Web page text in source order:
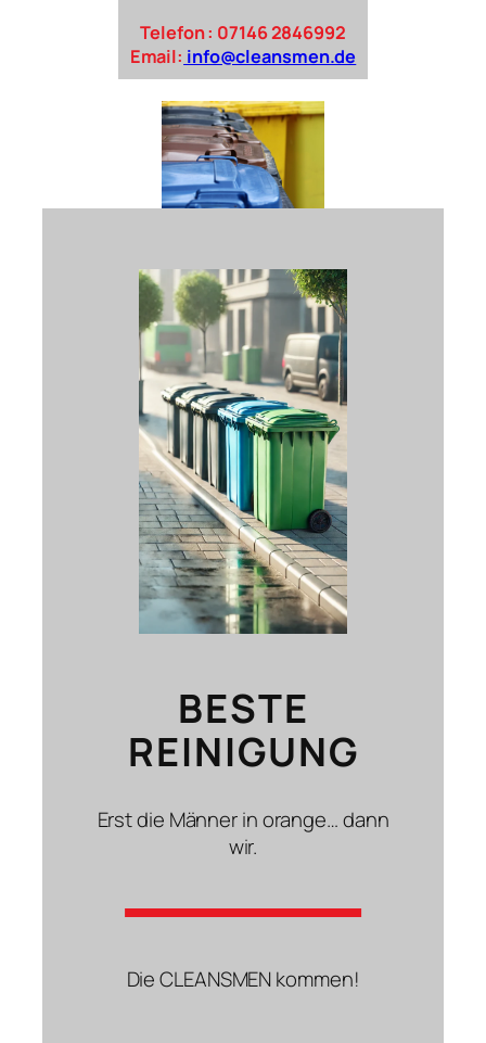
Telefon : 07146 2846992
Email: info@cleansmen.de
BESTE
REINIGUNG
Erst die Männer in orange… dann
wir.
Die CLEANSMEN kommen!